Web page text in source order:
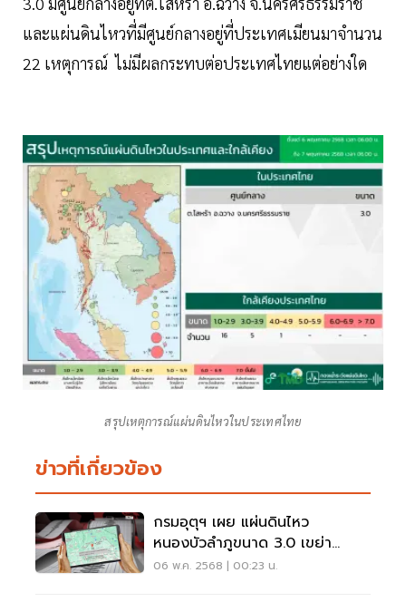
และแผ่นดินไหวที่มีศูนย์กลางอยู่ที่ประเทศเมียนมาจำนวน
22 เหตุการณ์ ไม่มีผลกระทบต่อประเทศไทยแต่อย่างใด
สรุปเหตุการณ์​แผ่นดินไหว​ใน​ประเทศไทย​
ข่าวที่เกี่ยวข้อง
กรมอุตุฯ เผย แผ่นดินไหว
หนองบัวลำภูขนาด 3.0 เขย่า
อ.สุวรรณคูหากลางดึก
06 พ.ค. 2568 | 00:23 น.